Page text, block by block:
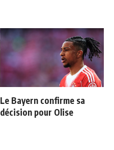
Le Bayern confirme sa
décision pour Olise